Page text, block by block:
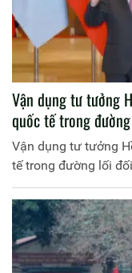
Vận dụng tư tưởng
quốc tế trong
Vận dụng tư tưởng
tế trong đường lối